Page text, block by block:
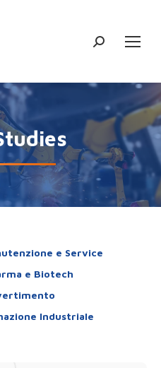
Cerca:
e Service
e Biotech
Industriale